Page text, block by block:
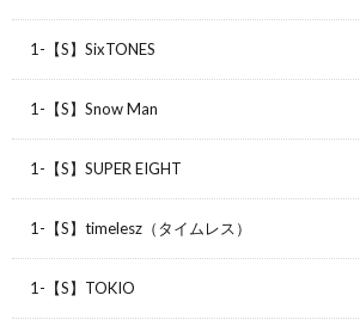
1-【S】SixTONES
1-【S】Snow Man
1-【S】SUPER EIGHT
1-【S】timelesz（タイムレス）
1-【S】TOKIO